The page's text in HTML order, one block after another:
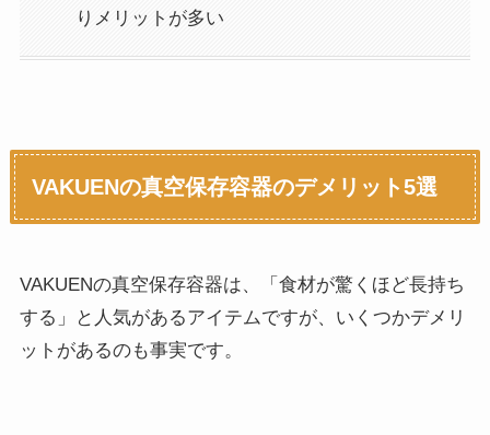
りメリットが多い
VAKUENの真空保存容器のデメリット5選
VAKUENの真空保存容器は、「食材が驚くほど長持ち
する」と人気があるアイテムですが、いくつかデメリ
ットがあるのも事実です。